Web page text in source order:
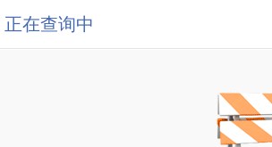
正在查询中